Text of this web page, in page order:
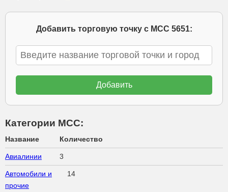
Добавить торговую точку с МСС 5651:
Категории МСС:
Название Количество
Авиалинии 3
Автомобили и
прочие
14